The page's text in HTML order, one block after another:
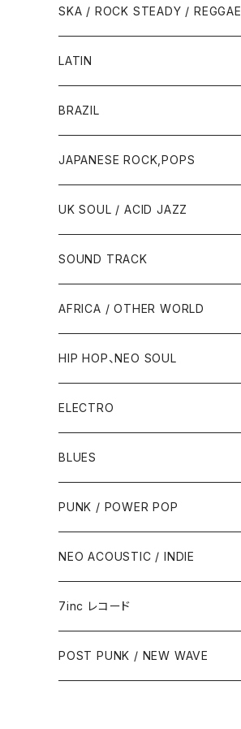
SKA / ROCK STEADY / REGGAE
LATIN
BRAZIL
JAPANESE ROCK,POPS
UK SOUL / ACID JAZZ
SOUND TRACK
AFRICA / OTHER WORLD
HIP HOP、NEO SOUL
ELECTRO
BLUES
PUNK / POWER POP
NEO ACOUSTIC / INDIE
7inc レコード
PUNK / 2TONE
POST PUNK / NEW WAVE